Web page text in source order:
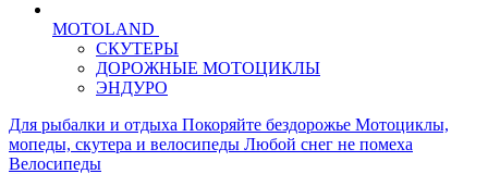
MOTOLAND
СКУТЕРЫ
ДОРОЖНЫЕ МОТОЦИКЛЫ
ЭНДУРО
Для рыбалки и отдыха Покоряйте бездорожье Мотоциклы,
мопеды, скутера и велосипеды Любой снег не помеха
Велосипеды